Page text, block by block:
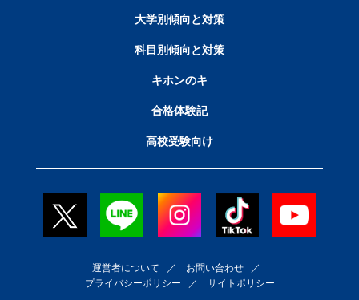
大学別傾向と対策
科目別傾向と対策
キホンのキ
合格体験記
高校受験向け
運営者について ／ お問い合わせ／
プライバシーポリシー ／ サイトポリシー